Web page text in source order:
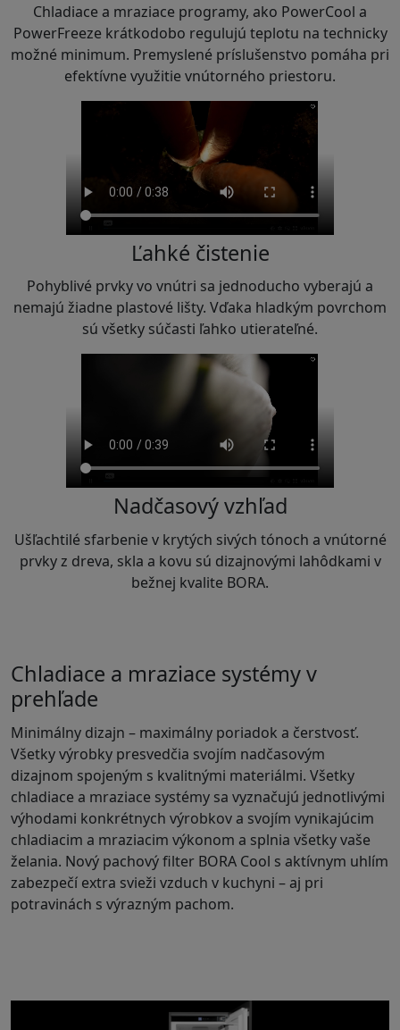
Chladiace a mraziace programy, ako PowerCool a
PowerFreeze krátkodobo regulujú teplotu na technicky
možné minimum. Premyslené príslušenstvo pomáha pri
efektívne využitie vnútorného priestoru.
Ľahké čistenie
Pohyblivé prvky vo vnútri sa jednoducho vyberajú a
nemajú žiadne plastové lišty. Vďaka hladkým povrchom
sú všetky súčasti ľahko utierateľné.
Nadčasový vzhľad
Ušľachtilé sfarbenie v krytých sivých tónoch a vnútorné
prvky z dreva, skla a kovu sú dizajnovými lahôdkami v
bežnej kvalite BORA.
Chladiace a mraziace systémy v
prehľade
Minimálny dizajn – maximálny poriadok a čerstvosť.
Všetky výrobky presvedčia svojím nadčasovým
dizajnom spojeným s kvalitnými materiálmi. Všetky
chladiace a mraziace systémy sa vyznačujú jednotlivými
výhodami konkrétnych výrobkov a svojím vynikajúcim
chladiacim a mraziacim výkonom a splnia všetky vaše
želania. Nový pachový filter BORA Cool s aktívnym uhlím
zabezpečí extra svieži vzduch v kuchyni – aj pri
potravinách s výrazným pachom.